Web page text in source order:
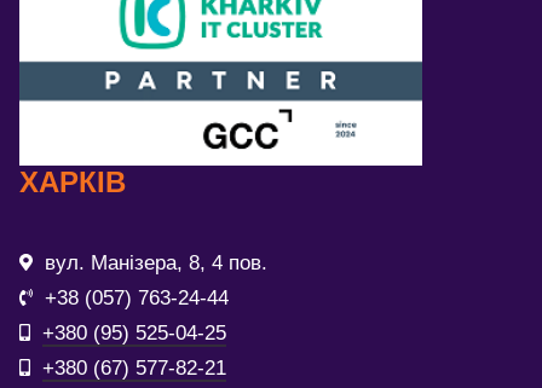
ХАРКІВ
вул. Манізера, 8, 4 пов.
+38 (057) 763-24-44
+380 (95) 525-04-25
+380 (67) 577-82-21